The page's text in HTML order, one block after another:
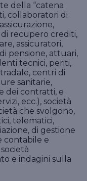
della “catena
collaboratori di
recupero crediti,
assicuratori,
pensione, attuari,
tecnici, periti,
centri di
sanitarie,
dei contratti, e
ecc.), società
che svolgono,
telematici,
di gestione
contabile e
e indagini sulla